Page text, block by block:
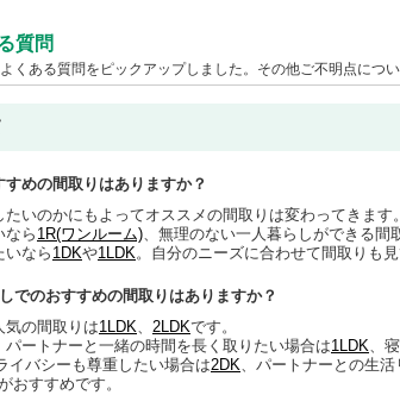
質問
くある質問をピックアップしました。その他ご不明点につ
めの間取りはありますか？
たいのかにもよってオススメの間取りは変わってきます。
なら 1R(ワンルーム)、無理のない一人暮らしができる間
いなら1DKや1LDK。自分のニーズに合わせて間取りも見
でのおすすめの間取りはありますか？
気の間取りは1LDK、 2LDKです。
パートナーと一緒の時間を長く取りたい場合は1LDK、
イバシーも尊重したい場合は2DK、パートナーとの生
おすすめです。